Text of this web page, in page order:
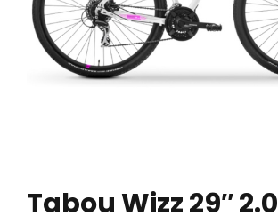
Tabou Wizz 29″ 2.0